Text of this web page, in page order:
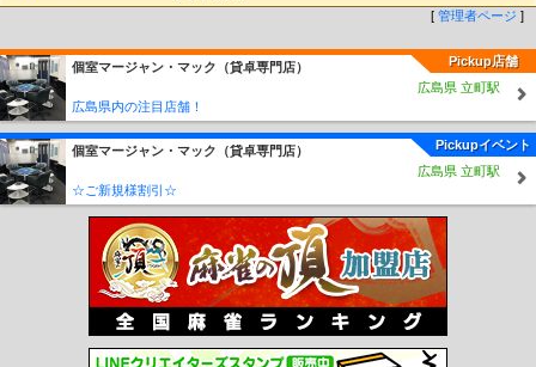
[ 管理者ページ ]
Pickup店舗
個室マージャン・マック（貸卓専門店）
広島県 立町駅
広島県内の注目店舗！
Pickupイベント
個室マージャン・マック（貸卓専門店）
広島県 立町駅
☆ご新規様割引☆